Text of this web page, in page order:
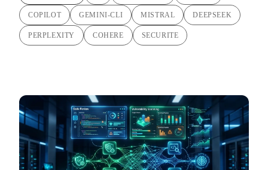
COPILOT GEMINI-CLI MISTRAL DEEPSEEK
PERPLEXITY COHERE SECURITE